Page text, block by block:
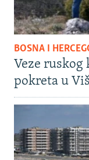
BOSNA I
Veze ruskog
pokreta u